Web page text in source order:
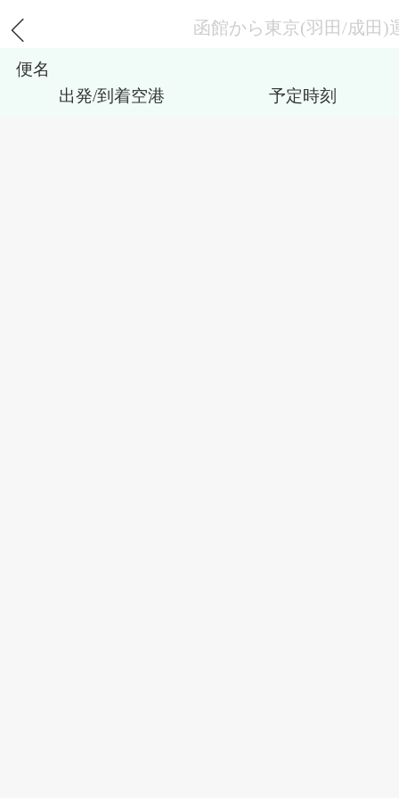
函館から東京(羽田/成田)
便名
出発/到着空港
予定時刻